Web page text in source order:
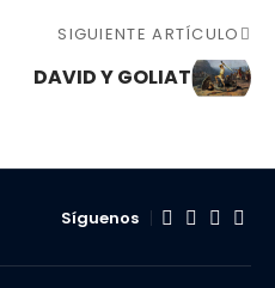
SIGUIENTE ARTÍCULO
DAVID Y GOLIAT
Síguenos